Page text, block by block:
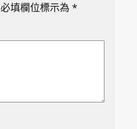
必填欄位標示為 *